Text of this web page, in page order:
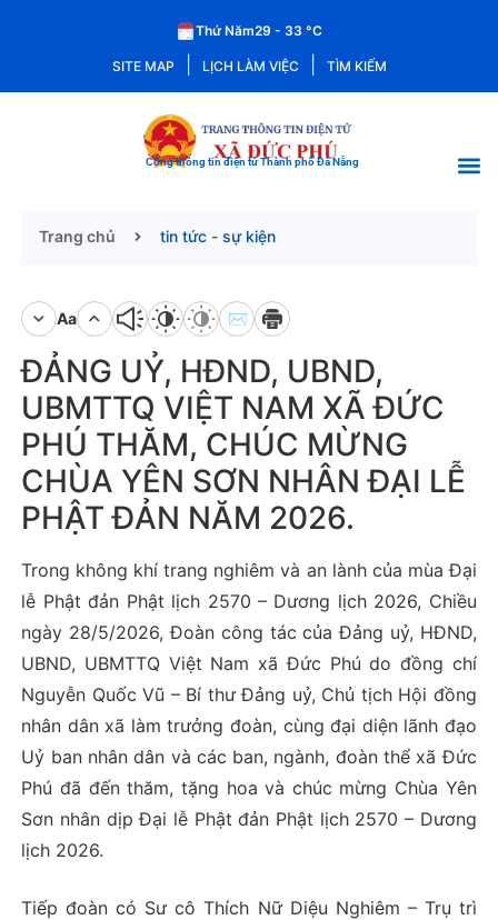
Thứ Năm29 - 33 °C
SITE MAP LỊCH LÀM VIỆC TÌM KIẾM
Cổng thông tin điện tử Thành phố Đà Nẵng
Trang chủ tin tức - sự kiện
Aa ✉
ĐẢNG UỶ, HĐND, UBND,
UBMTTQ VIỆT NAM XÃ ĐỨC
PHÚ THĂM, CHÚC MỪNG
CHÙA YÊN SƠN NHÂN ĐẠI LỄ
PHẬT ĐẢN NĂM 2026.
Trong không khí trang nghiêm và an lành của mùa Đại
lễ Phật đản Phật lịch 2570 – Dương lịch 2026, Chiều
ngày 28/5/2026, Đoàn công tác của Đảng uỷ, HĐND,
UBND, UBMTTQ Việt Nam xã Đức Phú do đồng chí
Nguyễn Quốc Vũ – Bí thư Đảng uỷ, Chủ tịch Hội đồng
nhân dân xã làm trưởng đoàn, cùng đại diện lãnh đạo
Uỷ ban nhân dân và các ban, ngành, đoàn thể xã Đức
Phú đã đến thăm, tặng hoa và chúc mừng Chùa Yên
Sơn nhân dịp Đại lễ Phật đản Phật lịch 2570 – Dương
lịch 2026.
Tiếp đoàn có Sư cô Thích Nữ Diệu Nghiêm – Trụ trì